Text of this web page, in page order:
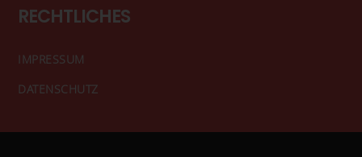
RECHTLICHES
IMPRESSUM
DATENSCHUTZ